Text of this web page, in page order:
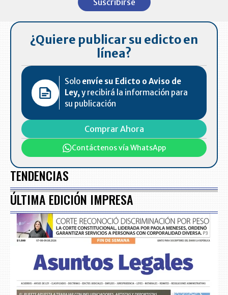
Suscribirse
¿Quiere publicar su edicto en
línea?
Solo envíe su Edicto o Aviso de
Ley,y recibirá la información para
su publicación
Comprar Ahora
Contáctenos vía WhatsApp
TENDENCIAS
ÚLTIMA EDICIÓN IMPRESA